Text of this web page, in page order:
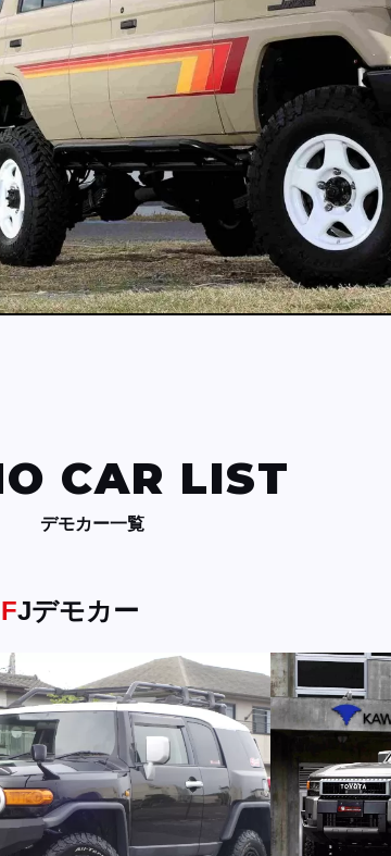
CAR LIST
デモカー一覧
FJデモカー